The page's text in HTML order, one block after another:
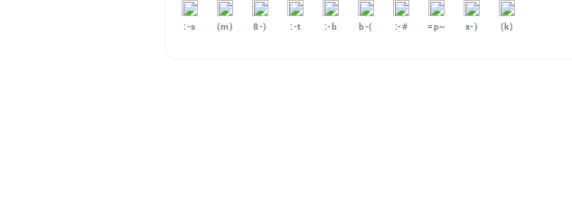
:-s (m) 8-) :-t :-b b-( :-# =p~ x-) (k)